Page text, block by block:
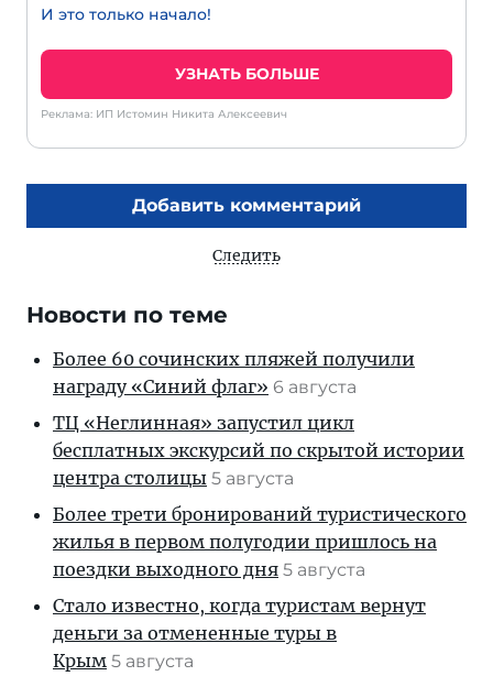
И это только начало!
УЗНАТЬ БОЛЬШЕ
Реклама: ИП Истомин Никита Алексеевич
Добавить комментарий
Следить
Новости по теме
Более 60 сочинских пляжей получили
награду «Синий флаг» 6 августа
ТЦ «Неглинная» запустил цикл
бесплатных экскурсий по скрытой истории
центра столицы 5 августа
Более трети бронирований туристического
жилья в первом полугодии пришлось на
поездки выходного дня 5 августа
Стало известно, когда туристам вернут
деньги за отмененные туры в
Крым 5 августа